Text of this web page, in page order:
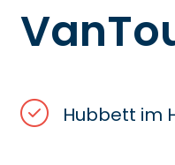
Hubbett im